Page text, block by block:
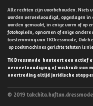
Alle rechten zijn voorbehouden. Niets
worden verveelvoudigd, opgeslagen
worden gemaakt, in enige vorm of op
fotokopieën, opnamen of enige
toestemming van TKDressmode, Ook
op zoekmachines gerichte teksten is
TK Dressmode hanteert een actief
verveelvoudiging of misbruik van
overtreding altijd juridische
© 2019 takchita.kaftan.dressmode